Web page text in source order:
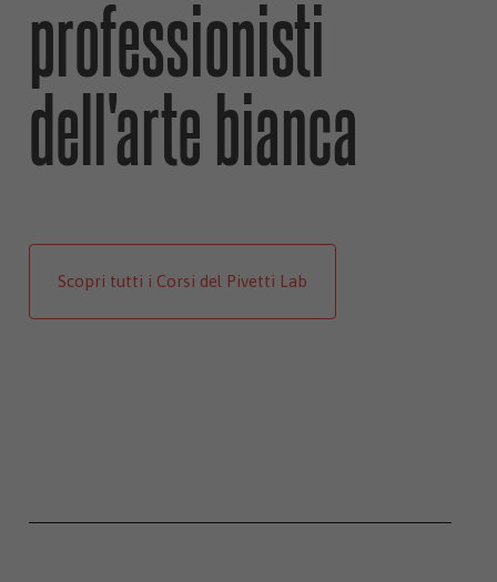
professionisti
dell'arte bianca
Scopri tutti i Corsi del Pivetti Lab